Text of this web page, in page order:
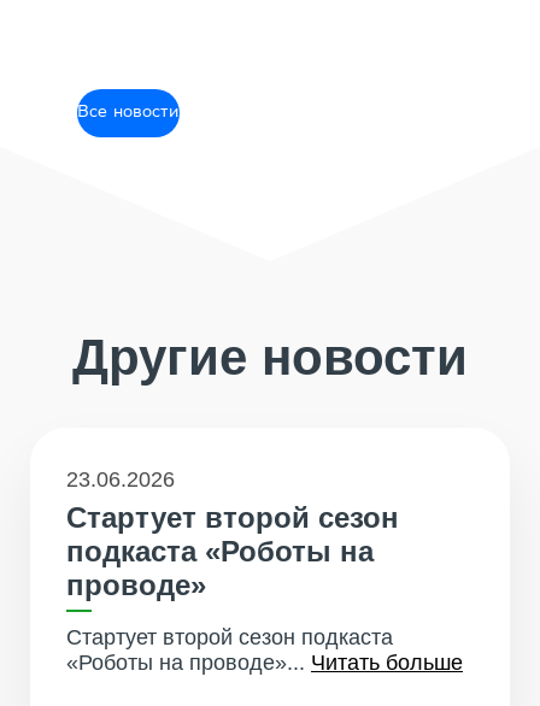
Все новости
Другие новости
23.06.2026
Стартует второй сезон
подкаста «Роботы на
проводе»
Стартует второй сезон подкаста
«Роботы на проводе»... Читать больше